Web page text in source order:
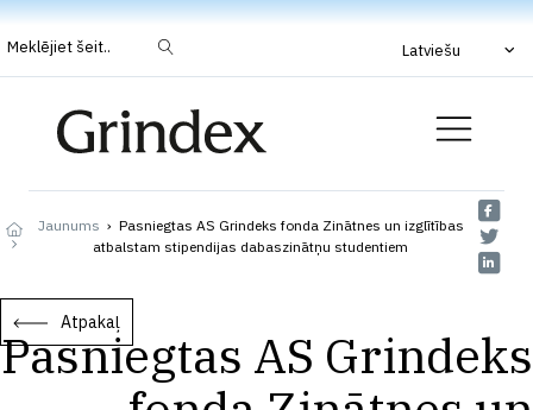
Meklējiet šeit.. Latviešu
Jaunums › Pasniegtas AS Grindeks fonda Zinātnes un izglītības
atbalstam stipendijas dabaszinātņu studentiem
Atpakaļ
Pasniegtas AS Grindeks